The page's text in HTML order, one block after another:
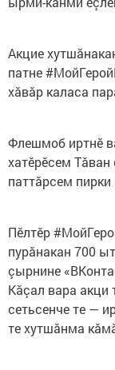
Акцие
патне
хăвăр каласа
Флешмоб иртнӗ
хатӗрӗсем
паттăрсем
Пӗлтӗр
пурăнакан 700
çырнине
Кăçал вара акци
сетьсенче те —
те хутшăнма